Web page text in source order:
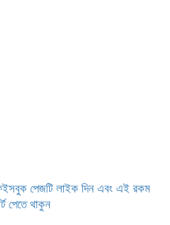
পেজটি লাইক দিন এবং এই রকম
পেতে থাকুন